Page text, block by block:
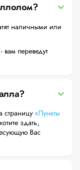
наличными или
переведут
страницу «Пункты
здать,